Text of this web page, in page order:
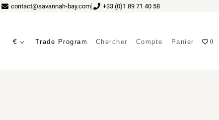
contact@savannah-bay.com +33 (0)1 89 71 40 58
€ Trade Program Chercher Compte Panier 0